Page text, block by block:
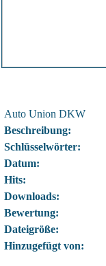
Auto Union DKW
Beschreibung:
Schlüsselwörter:
Datum:
Hits:
Downloads:
Bewertung:
Dateigröße:
Hinzugefügt von: